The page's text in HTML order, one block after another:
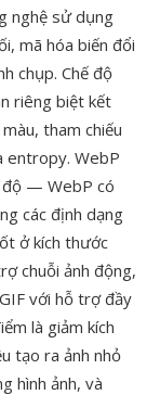
nghệ sử dụng
mã hóa biến đổi
chụp. Chế độ
riêng biệt kết
tham chiếu
entropy. WebP
độ — WebP có
các định dạng
ở kích thước
chuỗi ảnh động,
với hỗ trợ đầy
là giảm kích
tạo ra ảnh nhỏ
hình ảnh, và